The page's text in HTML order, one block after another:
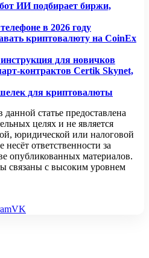
ИИ подбирает биржи,
в 2026 году
криптовалюту на CoinEx
для новичков
контрактов Сertik Skynet,
для криптовалюты
статье предоставлена
целях и не является
юридической или налоговой
ответственности за
опубликованных материалов.
связаны с высоким уровнем
VK